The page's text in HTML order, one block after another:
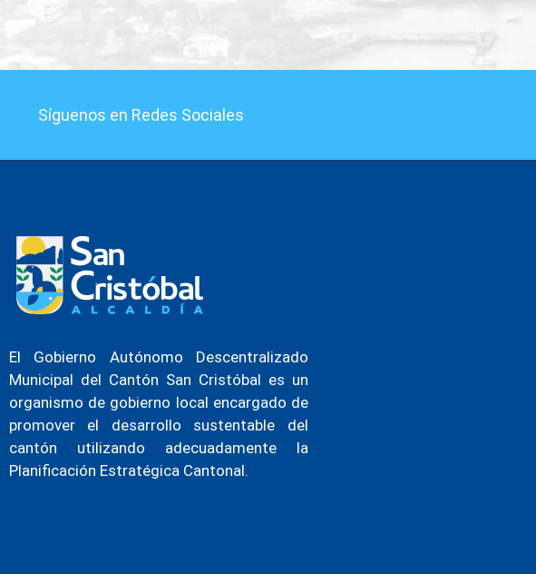
Síguenos en Redes Sociales
El Gobierno Autónomo Descentralizado
Municipal del Cantón San Cristóbal es un
organismo de gobierno local encargado de
promover el desarrollo sustentable del
cantón utilizando adecuadamente la
Planificación Estratégica Cantonal.